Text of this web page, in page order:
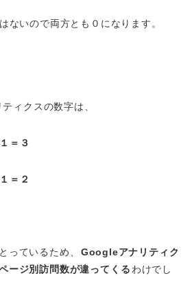
ないので両方とも０になります。
ィクスの数字は、
＝３
＝２
っているため、 Googleアナリティク
ージ別訪問数が違ってくる わけでし